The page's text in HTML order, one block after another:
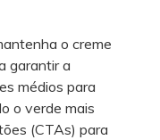
o creme
garantir a
médios para
o verde mais
(CTAs) para